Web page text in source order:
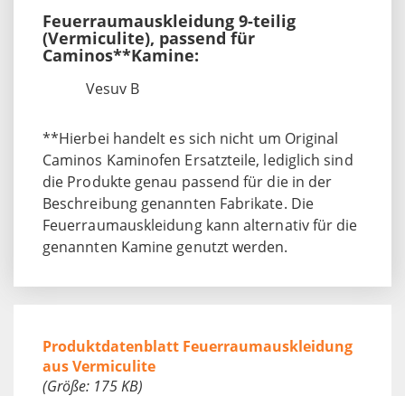
Feuerraumauskleidung 9-teilig
(Vermiculite), passend für
Caminos**Kamine:
Vesuv B
**Hierbei handelt es sich nicht um Original
Caminos Kaminofen Ersatzteile, lediglich sind
die Produkte genau passend für die in der
Beschreibung genannten Fabrikate. Die
Feuerraumauskleidung kann alternativ für die
genannten Kamine genutzt werden.
Produktdatenblatt Feuerraumauskleidung
aus Vermiculite
(Größe: 175 KB)